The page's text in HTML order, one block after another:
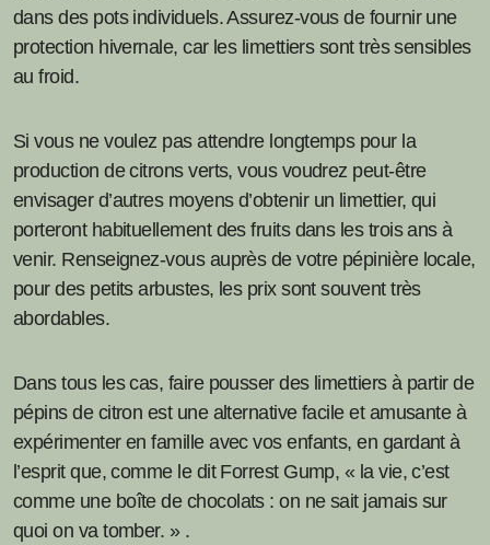
dans des pots individuels. Assurez-vous de fournir une
protection hivernale, car les limettiers sont très sensibles
au froid.
Si vous ne voulez pas attendre longtemps pour la
production de citrons verts, vous voudrez peut-être
envisager d’autres moyens d’obtenir un limettier, qui
porteront habituellement des fruits dans les trois ans à
venir. Renseignez-vous auprès de votre pépinière locale,
pour des petits arbustes, les prix sont souvent très
abordables.
Dans tous les cas, faire pousser des limettiers à partir de
pépins de citron est une alternative facile et amusante à
expérimenter en famille avec vos enfants, en gardant à
l’esprit que, comme le dit Forrest Gump, « la vie, c’est
comme une boîte de chocolats : on ne sait jamais sur
quoi on va tomber. » .